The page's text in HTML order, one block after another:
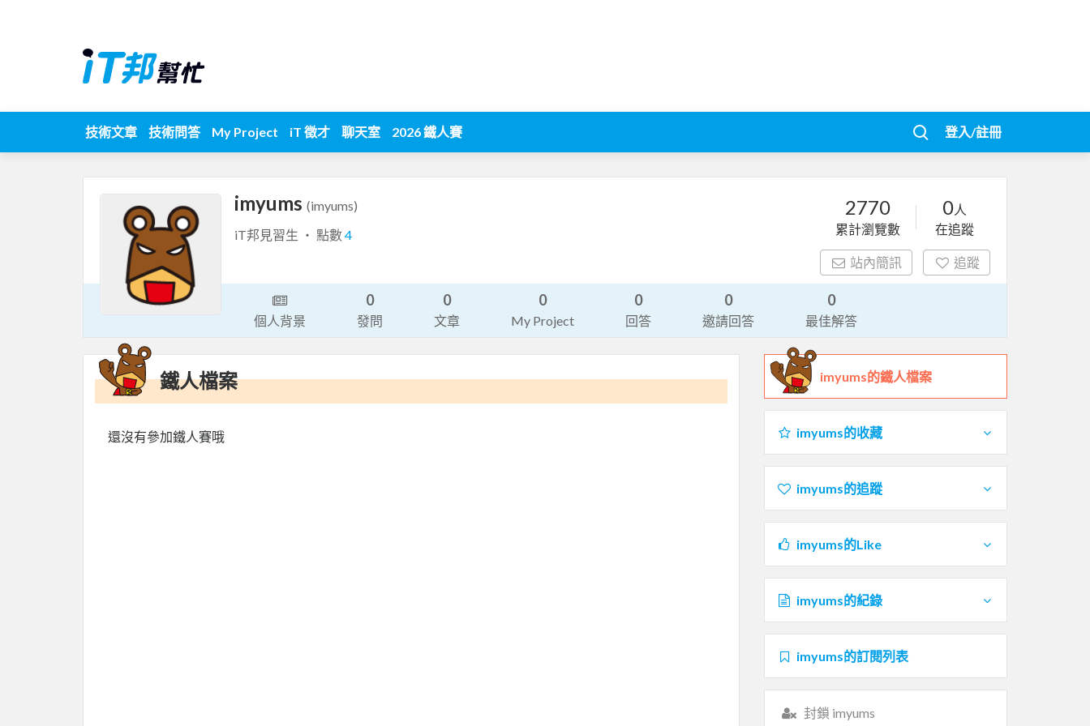
技術文章 技術問答 My Project iT 徵才 聊天室 2026 鐵人賽 登入/註冊
imyums (imyums)
iT邦見習生 ‧ 點數4
2770
累計瀏覽數
0人
在追蹤
站內簡訊 追蹤
個人背景
0
發問
0
文章
0
My Project
0
回答
0
邀請回答
0
最佳解答
鐵人檔案
還沒有參加鐵人賽哦
imyums的鐵人檔案
imyums的收藏
imyums的追蹤
imyums的Like
imyums的紀錄
imyums的訂閱列表
封鎖 imyums